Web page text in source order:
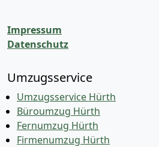
Impressum
Datenschutz
Umzugsservice
Umzugsservice Hürth
Büroumzug Hürth
Fernumzug Hürth
Firmenumzug Hürth